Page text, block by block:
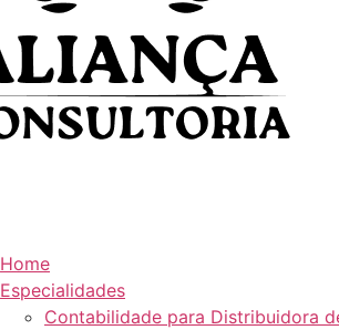
Home
Especialidades
Contabilidade para Distribuidora